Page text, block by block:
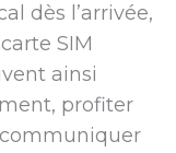
dès l’arrivée,
SIM
ainsi
profiter